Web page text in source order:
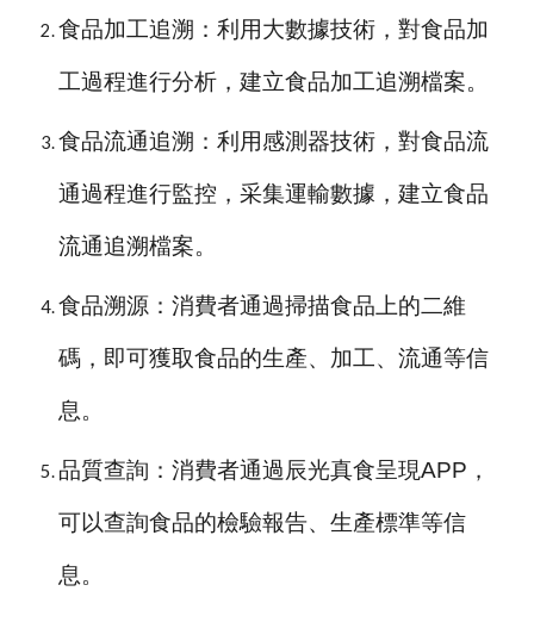
食品加工追溯：利用大數據技術，對食品加
工過程進行分析，建立食品加工追溯檔案。
食品流通追溯：利用感測器技術，對食品流
通過程進行監控，采集運輸數據，建立食品
流通追溯檔案。
食品溯源：消費者通過掃描食品上的二維
碼，即可獲取食品的生產、加工、流通等信
息。
品質查詢：消費者通過辰光真食呈現APP，
可以查詢食品的檢驗報告、生產標準等信
息。